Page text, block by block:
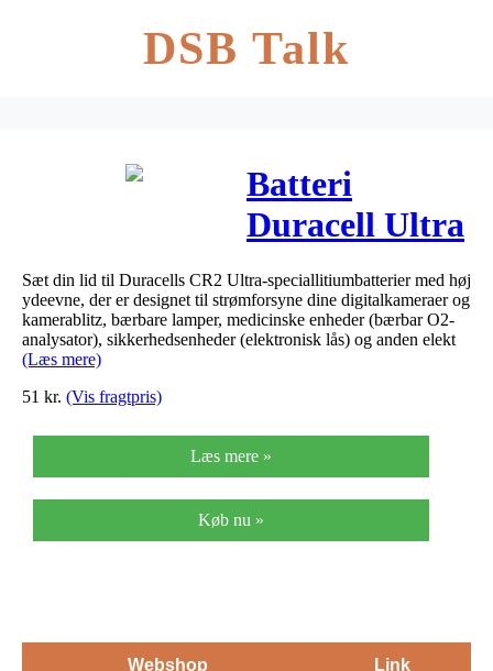
DSB Talk
Batteri
Duracell Ultra
Photo CR2
Lithium
1stk/pak
Sæt din lid til Duracells CR2 Ultra-speciallitiumbatterier med høj
ydeevne, der er designet til strømforsyne dine digitalkameraer og
kamerablitz, bærbare lamper, medicinske enheder (bærbar O2-
analysator), sikkerhedsenheder (elektronisk lås) og anden elekt
(Læs mere)
51 kr. (Vis fragtpris)
Læs mere »
Køb nu »
Webshop Link